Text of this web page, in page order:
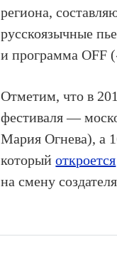
региона,
русскоязычные
и программа OFF
Отметим, что в
фестиваля —
Мария Огнева), а
которыйоткроется
на смену